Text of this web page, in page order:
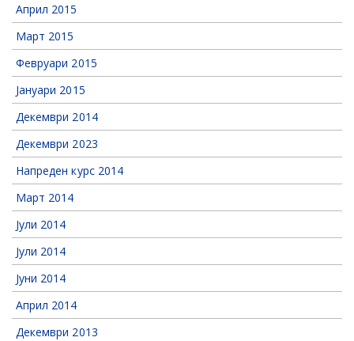
Април 2015
Март 2015
Февруари 2015
Јануари 2015
Декември 2014
Декември 2023
Напреден курс 2014
Март 2014
Јули 2014
Јули 2014
Јуни 2014
Април 2014
Декември 2013